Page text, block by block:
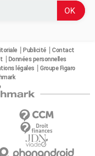
Publicité
Contact
Données personnelles
légales
Groupe Figaro